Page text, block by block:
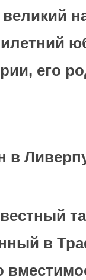
великий
его
в